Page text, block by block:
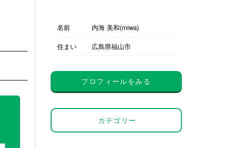
名前
内海 美和(miwa)
住まい
広島県福山市
プロフィールをみる
カテゴリー